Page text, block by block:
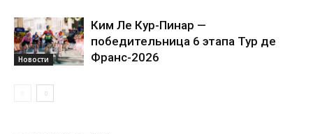
Новости
Ким Ле Кур-Пинар —
победительница 6 этапа Тур де
Франс-2026